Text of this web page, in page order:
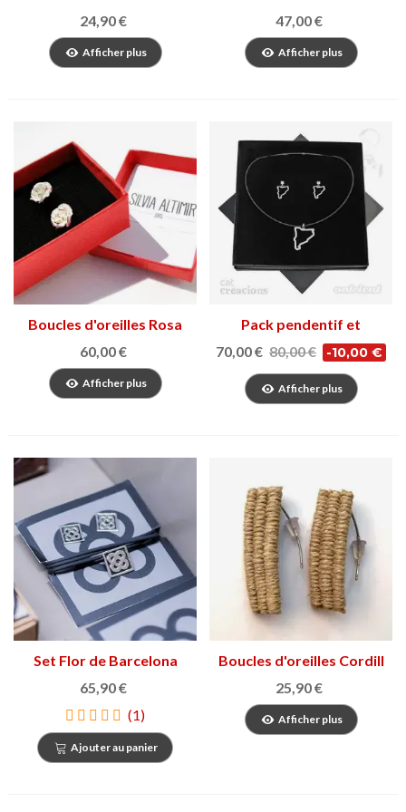
de Barcelone
24,90 €
Afficher plus
Sardana
47,00 €
Afficher plus
Boucles d'oreilles Rosa
Sant Jordi
60,00 €
Afficher plus
Pack pendentif et
boucles d'oreilles
Catcreacions
70,00 € 80,00 € -10,00 €
Afficher plus
Set Flor de Barcelona
65,90 €
(1)
Ajouter au panier
Boucles d'oreilles Cordill
25,90 €
Afficher plus